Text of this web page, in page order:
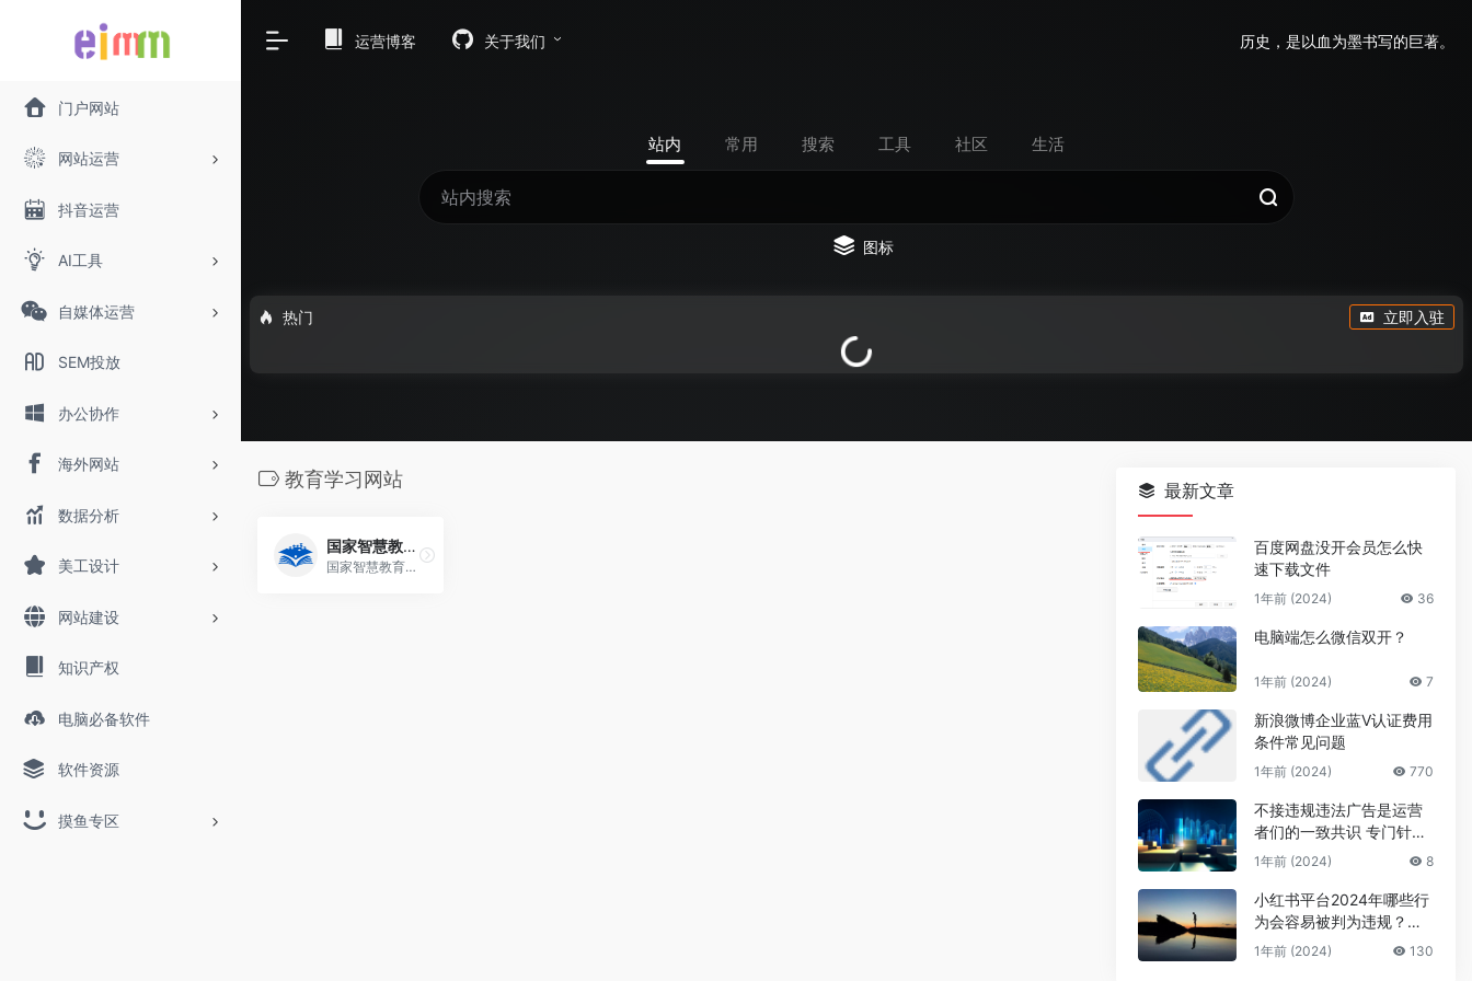
门户网站
网站运营
抖音运营
AI工具
自媒体运营
SEM投放
办公协作
海外网站
数据分析
美工设计
网站建设
知识产权
电脑必备软件
软件资源
摸鱼专区
运营博客 关于我们 历史，是以血为墨书写的巨著。
站内 常用 搜索 工具 社区 生活
图标
热门 立即入驻
教育学习网站
国家智慧教育公共服务平台
国家智慧教育公共服务平台,智慧教育,智慧教育平台，是由国家教育部指导，教育部教育技术与资源发展中心（中央电化教育馆）主办，面向
最新文章
百度网盘没开会员怎么快
速下载文件
1年前 (2024) 36
电脑端怎么微信双开？
1年前 (2024) 7
新浪微博企业蓝V认证费用
条件常见问题
1年前 (2024) 770
不接违规违法广告是运营
者们的一致共识 专门针对
公众号号主的广告骗局
1年前 (2024) 8
小红书平台2024年哪些行
为会容易被判为违规？来
避坑
1年前 (2024) 130